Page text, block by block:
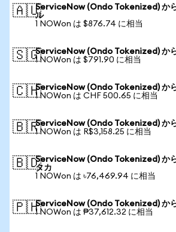
🇦🇺ServiceNow (Ondo Tokenized) か
ル
1 NOWon は $876.74 に相当
🇸🇬ServiceNow (Ondo Tokenized) か
1 NOWon は $791.90 に相当
🇨🇭ServiceNow (Ondo Tokenized) か
1 NOWon は CHF 500.65 に相当
🇧🇷ServiceNow (Ondo Tokenized) か
1 NOWon は R$3,158.25 に相当
🇧🇩ServiceNow (Ondo Tokenized) から
タカ
1 NOWon は ৳76,469.94 に相当
🇵🇭ServiceNow (Ondo Tokenized) か
1 NOWon は ₱37,612.32 に相当